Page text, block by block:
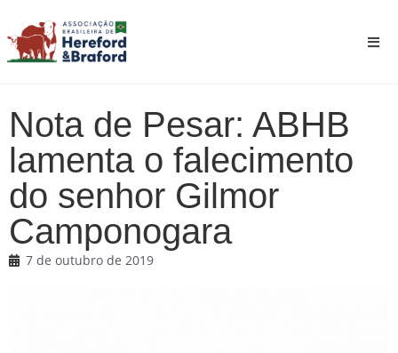
Nota de Pesar: ABHB
lamenta o falecimento
do senhor Gilmor
Camponogara
7 de outubro de 2019